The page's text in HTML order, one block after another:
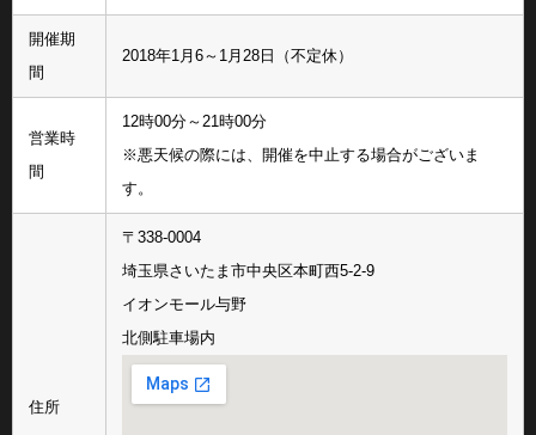
開催期
間
2018年1月6～1月28日（不定休）
営業時
間
12時00分～21時00分
※悪天候の際には、開催を中止する場合がございま
す。
住所
〒338-0004
埼玉県さいたま市中央区本町西5-2-9
イオンモール与野
北側駐車場内